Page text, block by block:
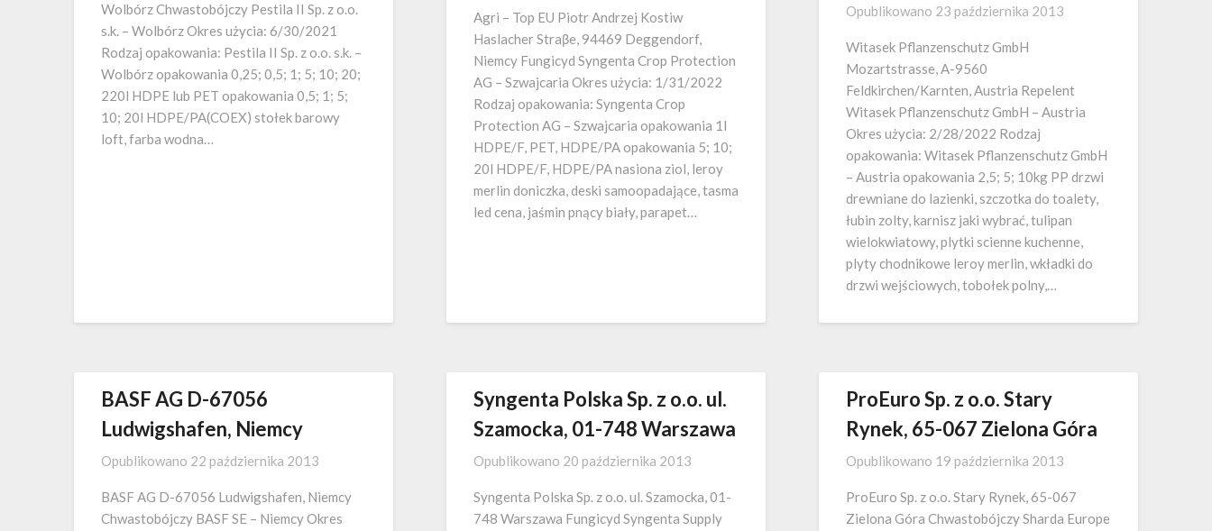
Wolbórz Chwastobójczy Pestila II Sp. z o.o.
s.k. – Wolbórz Okres użycia: 6/30/2021
Rodzaj opakowania: Pestila II Sp. z o.o. s.k. –
Wolbórz opakowania 0,25; 0,5; 1; 5; 10; 20;
220l HDPE lub PET opakowania 0,5; 1; 5;
10; 20l HDPE/PA(COEX) stołek barowy
loft, farba wodna…
Agri – Top EU Piotr Andrzej Kostiw
Haslacher Straβe, 94469 Deggendorf,
Niemcy Fungicyd Syngenta Crop Protection
AG – Szwajcaria Okres użycia: 1/31/2022
Rodzaj opakowania: Syngenta Crop
Protection AG – Szwajcaria opakowania 1l
HDPE/F, PET, HDPE/PA opakowania 5; 10;
20l HDPE/F, HDPE/PA nasiona ziol, leroy
merlin doniczka, deski samoopadające, tasma
led cena, jaśmin pnący biały, parapet…
Opublikowano 23 października 2013
Witasek Pflanzenschutz GmbH
Mozartstrasse, A-9560
Feldkirchen/Karnten, Austria Repelent
Witasek Pflanzenschutz GmbH – Austria
Okres użycia: 2/28/2022 Rodzaj
opakowania: Witasek Pflanzenschutz GmbH
– Austria opakowania 2,5; 5; 10kg PP drzwi
drewniane do lazienki, szczotka do toalety,
łubin zolty, karnisz jaki wybrać, tulipan
wielokwiatowy, plytki scienne kuchenne,
plyty chodnikowe leroy merlin, wkładki do
drzwi wejściowych, tobołek polny,…
BASF AG D-67056
Ludwigshafen, Niemcy
Opublikowano 22 października 2013
BASF AG D-67056 Ludwigshafen, Niemcy
Chwastobójczy BASF SE – Niemcy Okres
Syngenta Polska Sp. z o.o. ul.
Szamocka, 01-748 Warszawa
Opublikowano 20 października 2013
Syngenta Polska Sp. z o.o. ul. Szamocka, 01-
748 Warszawa Fungicyd Syngenta Supply
ProEuro Sp. z o.o. Stary
Rynek, 65-067 Zielona Góra
Opublikowano 19 października 2013
ProEuro Sp. z o.o. Stary Rynek, 65-067
Zielona Góra Chwastobójczy Sharda Europe